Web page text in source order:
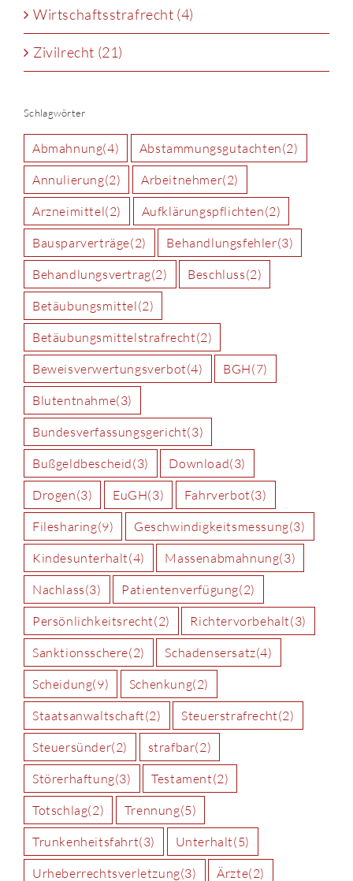
Wirtschaftsstrafrecht (4)
Zivilrecht (21)
Schlagwörter
Abmahnung(4) Abstammungsgutachten(2)
Annulierung(2) Arbeitnehmer(2)
Arzneimittel(2) Aufklärungspflichten(2)
Bausparverträge(2) Behandlungsfehler(3)
Behandlungsvertrag(2) Beschluss(2)
Betäubungsmittel(2)
Betäubungsmittelstrafrecht(2)
Beweisverwertungsverbot(4) BGH(7)
Blutentnahme(3)
Bundesverfassungsgericht(3)
Bußgeldbescheid(3) Download(3)
Drogen(3) EuGH(3) Fahrverbot(3)
Filesharing(9) Geschwindigkeitsmessung(3)
Kindesunterhalt(4) Massenabmahnung(3)
Nachlass(3) Patientenverfügung(2)
Persönlichkeitsrecht(2) Richtervorbehalt(3)
Sanktionsschere(2) Schadensersatz(4)
Scheidung(9) Schenkung(2)
Staatsanwaltschaft(2) Steuerstrafrecht(2)
Steuersünder(2) strafbar(2)
Störerhaftung(3) Testament(2)
Totschlag(2) Trennung(5)
Trunkenheitsfahrt(3) Unterhalt(5)
Urheberrechtsverletzung(3) Ärzte(2)